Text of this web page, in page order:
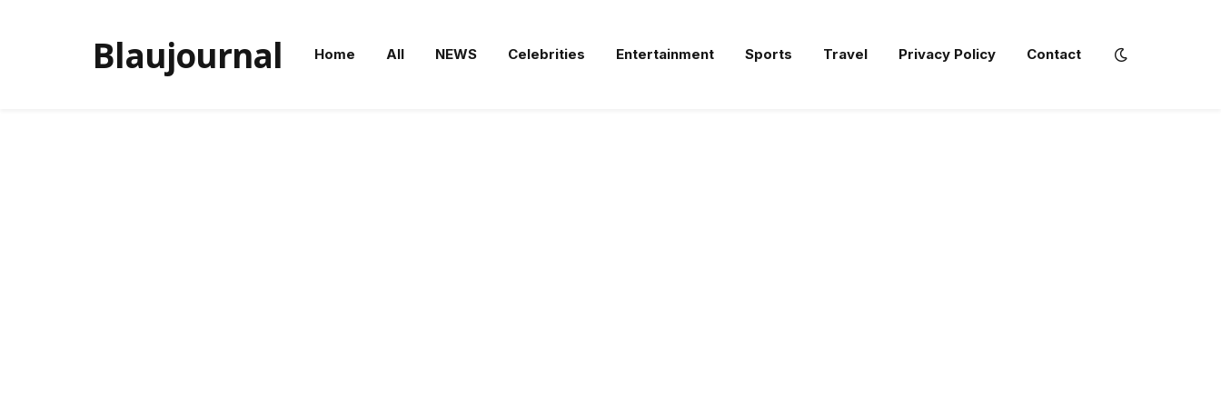
Blaujournal Home All NEWS Celebrities Entertainment Sports Travel Privacy Policy Contact